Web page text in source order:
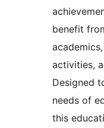
benefit
activities,
Designed
needs of
this